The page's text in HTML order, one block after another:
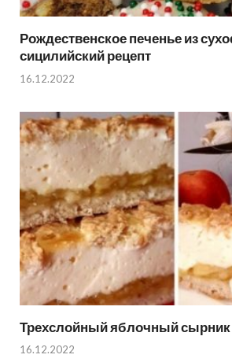
Рождественское печенье из
сицилийский рецепт
16.12.2022
Трехслойный яблочный сырник
16.12.2022